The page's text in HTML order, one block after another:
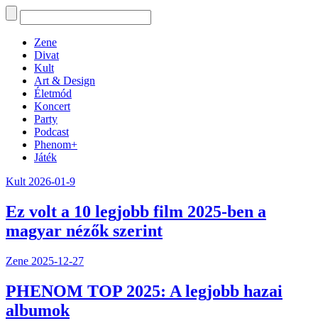
Zene
Divat
Kult
Art & Design
Életmód
Koncert
Party
Podcast
Phenom+
Játék
Kult 2026-01-9
Ez volt a 10 legjobb film 2025-ben a
magyar nézők szerint
Zene 2025-12-27
PHENOM TOP 2025: A legjobb hazai
albumok